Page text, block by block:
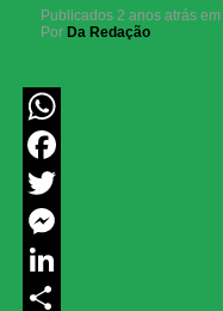
Publicados 2 anos atrás em
Por Da Redação
WhatsApp
Facebook
Twitter
Messenger
LinkedIn